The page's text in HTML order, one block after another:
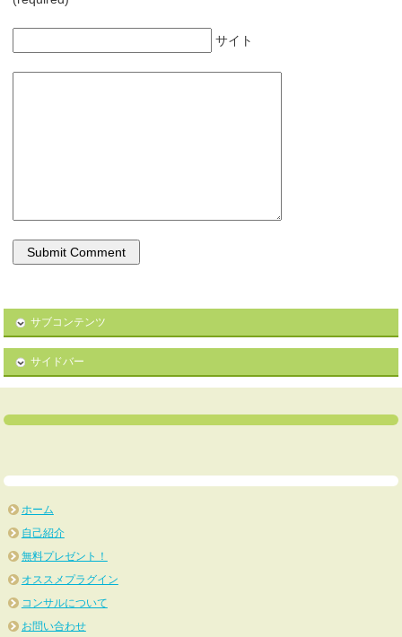
サイト
サブコンテンツ
サイドバー
ホーム
自己紹介
無料プレゼント！
オススメプラグイン
コンサルについて
お問い合わせ